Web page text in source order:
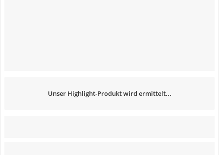
Unser Highlight-Produkt wird ermittelt...